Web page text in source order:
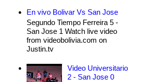
En vivo Bolivar Vs San Jose
Segundo Tiempo Ferreira 5 -
San Jose 1 Watch live video
from videobolivia.com on
Justin.tv
Video Universitario
2 - San Jose 0